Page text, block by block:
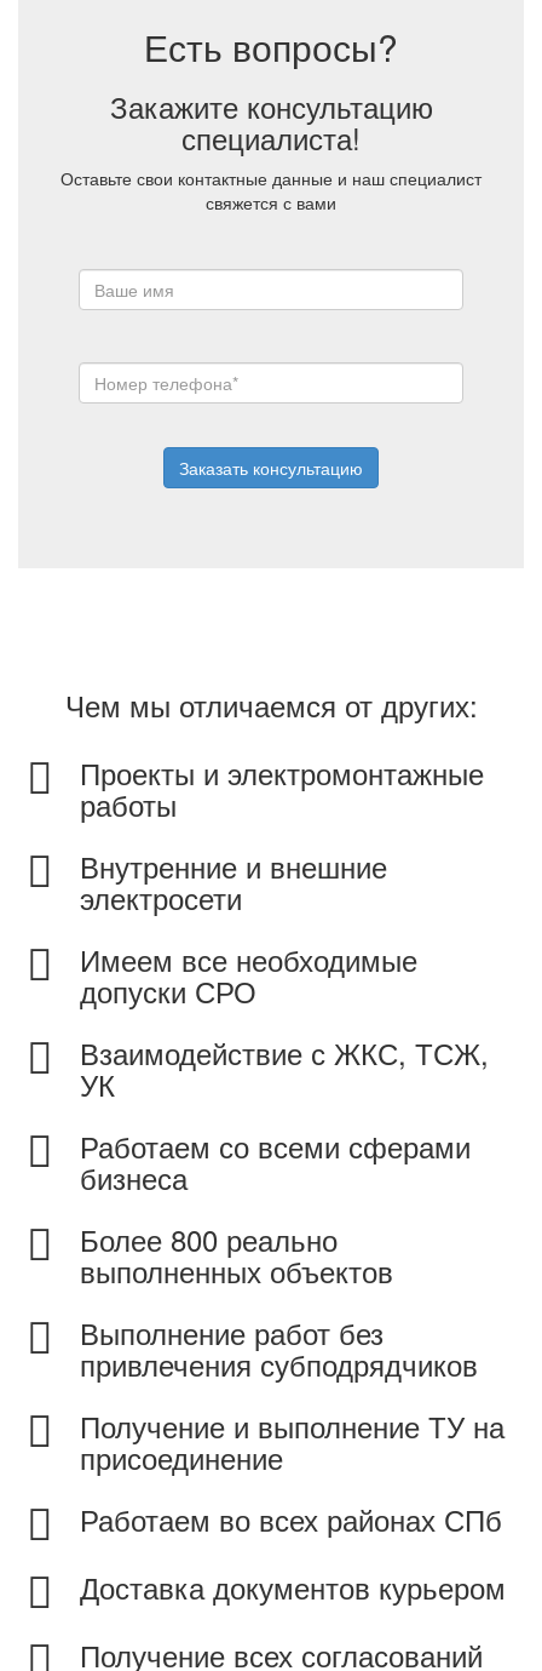
Есть вопросы?
Закажите консультацию
специалиста!
Оставьте свои контактные данные и наш специалист
свяжется с вами
Заказать консультацию
Чем мы отличаемся от других:
Проекты и электромонтажные
работы
Внутренние и внешние
электросети
Имеем все необходимые
допуски СРО
Взаимодействие с ЖКС, ТСЖ,
УК
Работаем со всеми сферами
бизнеса
Более 800 реально
выполненных объектов
Выполнение работ без
привлечения субподрядчиков
Получение и выполнение ТУ на
присоединение
Работаем во всех районах СПб
Доставка документов курьером
Получение всех согласований